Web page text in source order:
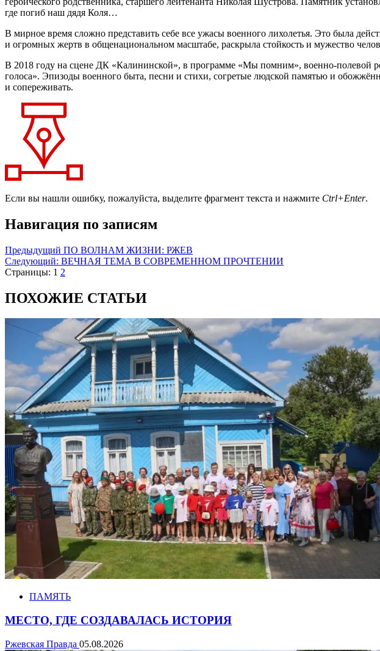
где погиб наш дядя Коля…
В мирное время сложно представить себе все ужасы военного лихолетья. Это была
и огромных жертв в общенациональном масштабе, раскрыла стойкость и мужество
В 2018 году на сцене ДК «Калининской», в программе «Мы помним», военно-полевой
голоса». Эпизоды военного быта, песни и стихи, согретые людской памятью и
и сопереживать.
Если вы нашли ошибку, пожалуйста, выделите фрагмент текста и нажмите Ctrl+Enter.
Навигация по записям
Предыдущий ПО ВОЛНАМ ЖИЗНИ: РЖЕВ
Следующий: ВЕЧНАЯ ТЕМА В СОВРЕМЕННОМ ПРОЧТЕНИИ
Страницы: 1 2
ПОХОЖИЕ СТАТЬИ
ПАМЯТЬ
МЕСТО, ГДЕ СОЗДАВАЛАСЬ ИСТОРИЯ
Ржевская Правда 05.08.2026